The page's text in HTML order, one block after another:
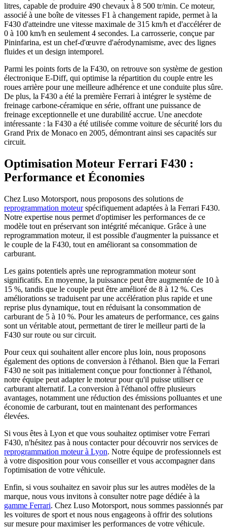
litres, capable de produire 490 chevaux à 8 500 tr/min. Ce moteur,
associé à une boîte de vitesses F1 à changement rapide, permet à la
F430 d'atteindre une vitesse maximale de 315 km/h et d'accélérer de
0 à 100 km/h en seulement 4 secondes. La carrosserie, conçue par
Pininfarina, est un chef-d'œuvre d'aérodynamisme, avec des lignes
fluides et un design intemporel.
Parmi les points forts de la F430, on retrouve son système de gestion
électronique E-Diff, qui optimise la répartition du couple entre les
roues arrière pour une meilleure adhérence et une conduite plus sûre.
De plus, la F430 a été la première Ferrari à intégrer le système de
freinage carbone-céramique en série, offrant une puissance de
freinage exceptionnelle et une durabilité accrue. Une anecdote
intéressante : la F430 a été utilisée comme voiture de sécurité lors du
Grand Prix de Monaco en 2005, démontrant ainsi ses capacités sur
circuit.
Optimisation Moteur Ferrari F430 :
Performance et Économies
Chez Luso Motorsport, nous proposons des solutions de
reprogrammation moteurspécifiquement adaptées à la Ferrari F430.
Notre expertise nous permet d'optimiser les performances de ce
modèle tout en préservant son intégrité mécanique. Grâce à une
reprogrammation moteur, il est possible d'augmenter la puissance et
le couple de la F430, tout en améliorant sa consommation de
carburant.
Les gains potentiels après une reprogrammation moteur sont
significatifs. En moyenne, la puissance peut être augmentée de 10 à
15 %, tandis que le couple peut être amélioré de 8 à 12 %. Ces
améliorations se traduisent par une accélération plus rapide et une
reprise plus dynamique, tout en réduisant la consommation de
carburant de 5 à 10 %. Pour les amateurs de performance, ces gains
sont un véritable atout, permettant de tirer le meilleur parti de la
F430 sur route ou sur circuit.
Pour ceux qui souhaitent aller encore plus loin, nous proposons
également des options de conversion à l'éthanol. Bien que la Ferrari
F430 ne soit pas initialement conçue pour fonctionner à l'éthanol,
notre équipe peut adapter le moteur pour qu'il puisse utiliser ce
carburant alternatif. La conversion à l'éthanol offre plusieurs
avantages, notamment une réduction des émissions polluantes et une
économie de carburant, tout en maintenant des performances
élevées.
Si vous êtes à Lyon et que vous souhaitez optimiser votre Ferrari
F430, n'hésitez pas à nous contacter pour découvrir nos services de
reprogrammation moteur à Lyon. Notre équipe de professionnels est
à votre disposition pour vous conseiller et vous accompagner dans
l'optimisation de votre véhicule.
Enfin, si vous souhaitez en savoir plus sur les autres modèles de la
marque, nous vous invitons à consulter notre page dédiée à la
gamme Ferrari. Chez Luso Motorsport, nous sommes passionnés par
les voitures de sport et nous nous engageons à offrir des solutions
sur mesure pour maximiser les performances de votre véhicule.